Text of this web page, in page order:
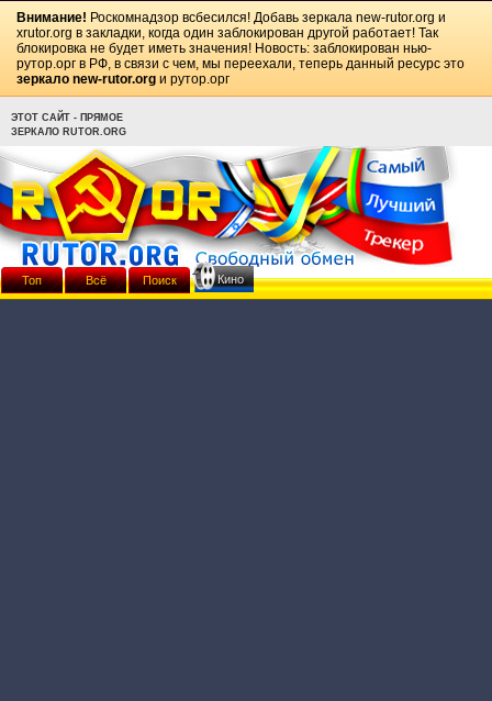
Внимание! Роскомнадзор всбесился! Добавь зеркала new-rutor.org и
xrutor.org в закладки, когда один заблокирован другой работает! Так
блокировка не будет иметь значения! Новость: заблокирован нью-
рутор.орг в РФ, в связи с чем, мы переехали, теперь данный ресурс это
зеркало new-rutor.org и рутор.орг
ЭТОТ САЙТ - ПРЯМОЕ
ЗЕРКАЛО RUTOR.ORG